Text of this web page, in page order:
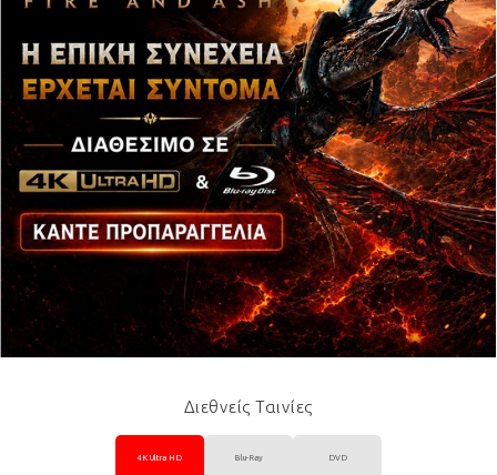
Διεθνείς Ταινίες
4K Ultra HD Blu-Ray DVD